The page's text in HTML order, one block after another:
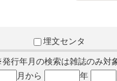
埋文センタ
行年月の検索は雑誌のみ対
月から 年